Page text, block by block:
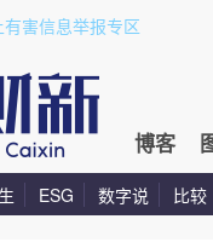
有害信息举报专区
博客
ESG 数字说 比较